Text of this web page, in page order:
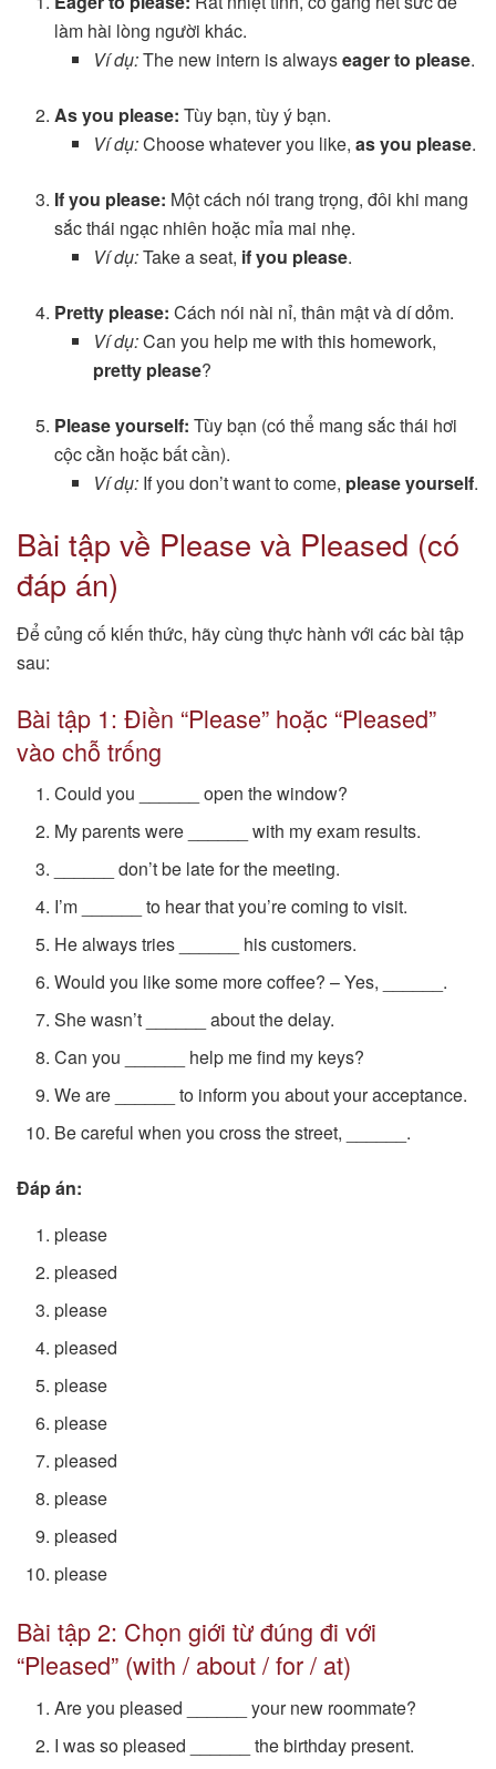
làm hài lòng người khác.
Ví dụ:The new intern is alwayseager to please.
As you please: Tùy bạn, tùy ý bạn.
Ví dụ:Choose whatever you like, as you please.
If you please: Một cách nói trang trọng, đôi khi mang
sắc thái ngạc nhiên hoặc mỉa mai nhẹ.
Ví dụ:Take a seat, if you please.
Pretty please: Cách nói nài nỉ, thân mật và dí dỏm.
Ví dụ:Can you help me with this homework,
pretty please?
Please yourself: Tùy bạn (có thể mang sắc thái hơi
cộc cằn hoặc bất cần).
Ví dụ:If you don’t want to come, please yourself.
Bài tập về Please và Pleased (có
đáp án)
Để củng cố kiến thức, hãy cùng thực hành với các bài tập
sau:
Bài tập 1: Điền “Please” hoặc “Pleased”
vào chỗ trống
Could you ______ open the window?
My parents were ______ with my exam results.
______ don’t be late for the meeting.
I’m ______ to hear that you’re coming to visit.
He always tries ______ his customers.
Would you like some more coffee? – Yes, ______.
She wasn’t ______ about the delay.
Can you ______ help me find my keys?
We are ______ to inform you about your acceptance.
Be careful when you cross the street, ______.
Đáp án:
please
pleased
please
pleased
please
please
pleased
please
pleased
please
Bài tập 2: Chọn giới từ đúng đi với
“Pleased” (with / about / for / at)
Are you pleased ______ your new roommate?
I was so pleased ______ the birthday present.